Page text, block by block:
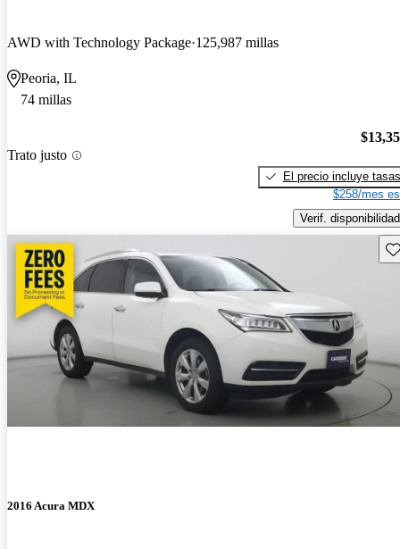
AWD with Technology Package 125,987 millas
Peoria, IL
74 millas
Trato justo
El precio incluye tasas
$258/mes
Verif. disponibilidad
2016 Acura MDX